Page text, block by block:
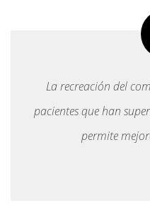
La recreación del
pacientes que han
permite